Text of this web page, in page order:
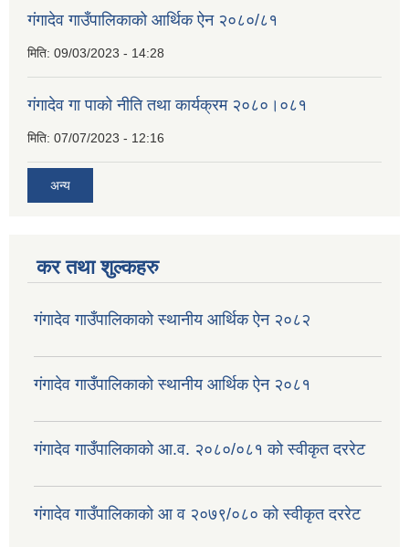
गंगादेव गाउँपालिकाको आर्थिक ऐन २०८०/८१
मिति: 09/03/2023 - 14:28
गंगादेव गा पाको नीति तथा कार्यक्रम २०८०।०८१
मिति: 07/07/2023 - 12:16
अन्य
कर तथा शुल्कहरु
गंगादेव गाउँपालिकाको स्थानीय आर्थिक ऐन २०८२
गंगादेव गाउँपालिकाको स्थानीय आर्थिक ऐन २०८१
गंगादेव गाउँपालिकाको आ.व. २०८०/०८१ को स्वीकृत दररेट
गंगादेव गाउँपालिकाको आ व २०७९/०८० को स्वीकृत दररेट